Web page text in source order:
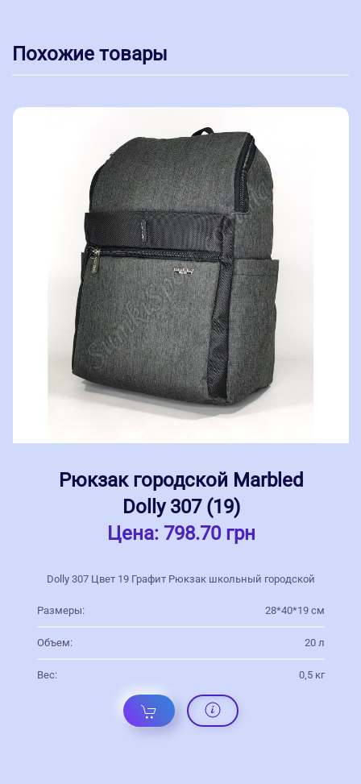
Похожие товары
Рюкзак городской Marbled
Dolly 307 (19)
Цена: 798.70 грн
Dolly 307 Цвет 19 Графит Рюкзак школьный городской
Размеры: 28*40*19 см
Объем: 20 л
Вес: 0,5 кг